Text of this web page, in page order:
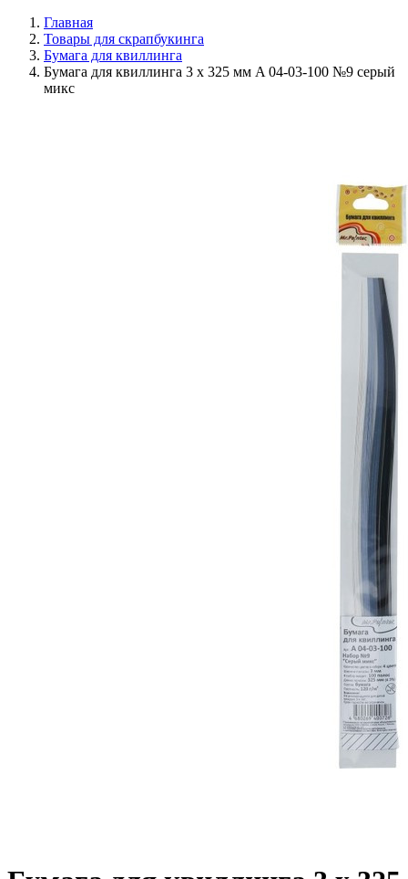
Главная
Товары для скрапбукинга
Бумага для квиллинга
Бумага для квиллинга 3 x 325 мм A 04-03-100 №9 серый
микс